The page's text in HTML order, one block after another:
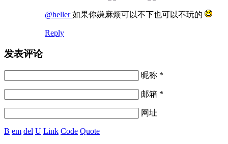
@heller如果你嫌麻烦可以不下也可以不玩的
Reply
发表评论
昵称 *
邮箱 *
网址
B em del U Link Code Quote